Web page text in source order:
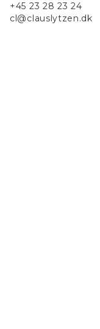
+45 23 28 23 24
cl@clauslytzen.dk